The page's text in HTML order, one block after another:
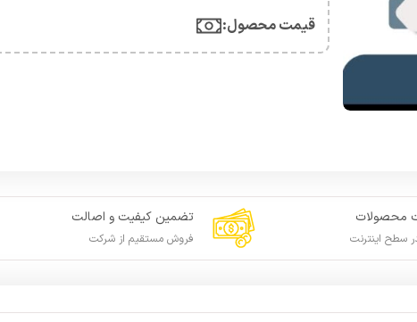
قیمت محصول:​
محصولات
سطح اینترنت
تضمین کیفیت و اصالت
فروش مستقیم از شرکت